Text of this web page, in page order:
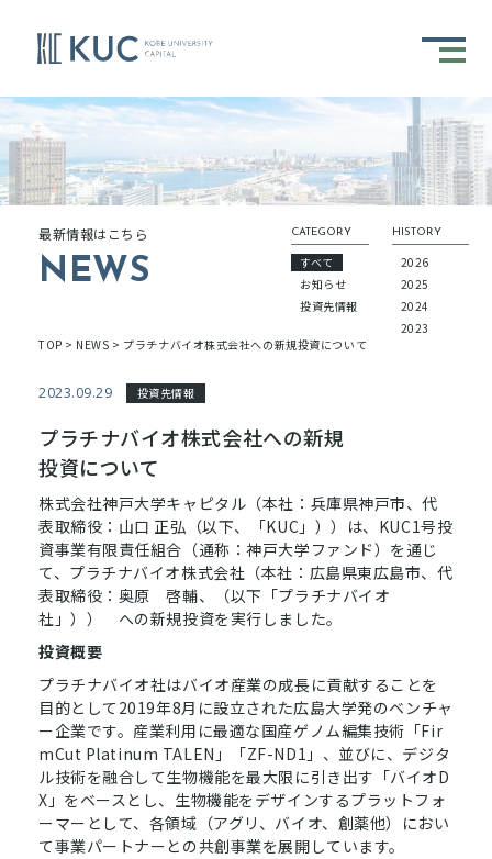
最新情報はこちら
NEWS
TOP > NEWS > プラチナバイオ株式会社への新規投資について
CATEGORY
すべて
お知らせ
投資先情報
HISTORY
2026
2025
2024
2023
2023.09.29 投資先情報
プラチナバイオ株式会社への新規
投資について
株式会社神戸大学キャピタル（本社：兵庫県神戸市、代
表取締役：山口 正弘（以下、「KUC」））は、KUC1号投
資事業有限責任組合（通称：神戸大学ファンド）を通じ
て、プラチナバイオ株式会社（本社：広島県東広島市、代
表取締役：奥原 啓輔、（以下「プラチナバイオ
社」）） への新規投資を実行しました。
投資概要
プラチナバイオ社はバイオ産業の成長に貢献することを
目的として2019年8月に設立された広島大学発のベンチャ
ー企業です。産業利用に最適な国産ゲノム編集技術「Fir
mCut Platinum TALEN」「ZF-ND1」、並びに、デジタ
ル技術を融合して生物機能を最大限に引き出す「バイオD
X」をベースとし、生物機能をデザインするプラットフォ
ーマーとして、各領域（アグリ、バイオ、創薬他）におい
て事業パートナーとの共創事業を展開しています。